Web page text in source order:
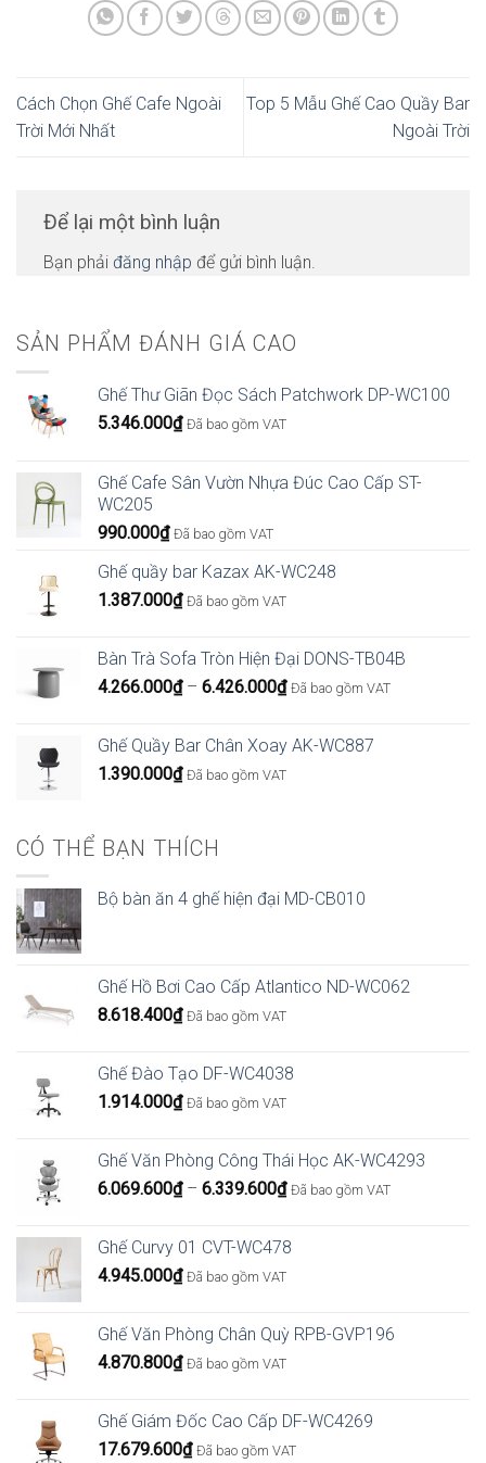
SẢN PHẨM ĐÁNH GIÁ CAO
Ghế Thư Giãn Đọc Sách Patchwork DP-WC100
5.346.000₫ Đã bao gồm VAT
Ghế Cafe Sân Vườn Nhựa Đúc Cao Cấp ST-
WC205
990.000₫ Đã bao gồm VAT
Ghế quầy bar Kazax AK-WC248
1.387.000₫ Đã bao gồm VAT
Bàn Trà Sofa Tròn Hiện Đại DONS-TB04B
4.266.000₫ – 6.426.000₫Khoảng
4.266.000₫
đến
Đã bao gồm VAT
Ghế Quầy Bar Chân Xoay AK-WC887
1.390.000₫ Đã bao gồm VAT
CÓ THỂ BẠN THÍCH
Bộ bàn ăn 4 ghế hiện đại MD-CB010
Ghế Hồ Bơi Cao Cấp Atlantico ND-WC062
8.618.400₫ Đã bao gồm VAT
Ghế Đào Tạo DF-WC4038
1.914.000₫ Đã bao gồm VAT
Ghế Văn Phòng Công Thái Học AK-WC4293
6.069.600₫ – 6.339.600₫Khoảng
6.069.600₫
đến
Đã bao gồm VAT
Ghế Curvy 01 CVT-WC478
4.945.000₫ Đã bao gồm VAT
Ghế Văn Phòng Chân Quỳ RPB-GVP196
4.870.800₫ Đã bao gồm VAT
Ghế Giám Đốc Cao Cấp DF-WC4269
17.679.600₫ Đã bao gồm VAT
Cách Chọn Ghế Cafe Ngoài
Trời Mới Nhất
Top 5 Mẫu Ghế Cao Quầy Bar
Ngoài Trời
Để lại một bình luận
Bạn phải đăng nhập để gửi bình luận.